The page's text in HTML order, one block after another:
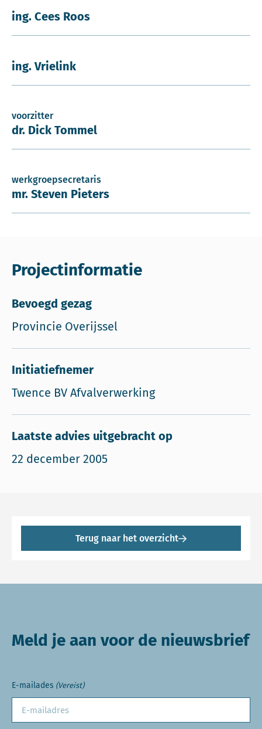
ing. Cees Roos
ing. Vrielink
voorzitter
dr. Dick Tommel
werkgroepsecretaris
mr. Steven Pieters
Projectinformatie
Bevoegd gezag
Provincie Overijssel
Initiatiefnemer
Twence BV Afvalverwerking
Laatste advies uitgebracht op
22 december 2005
Terug naar het overzicht
Meld je aan voor de nieuwsbrief
E-mailades (Vereist)